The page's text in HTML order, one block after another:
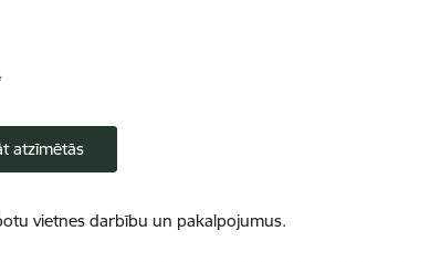
atzīmētās
vietnes darbību un pakalpojumus.